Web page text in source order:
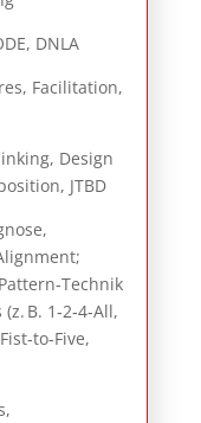
DNLA
Facilitation,
Design
JTBD
Technik
B. 1‑2‑4‑All,